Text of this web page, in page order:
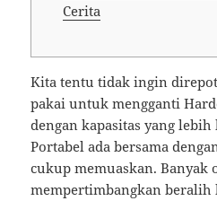
Cerita
Kita tentu tidak ingin
pakai untuk mengganti
dengan kapasitas yang
Portabel ada bersama
cukup memuaskan. Banyak
mempertimbangkan beralih